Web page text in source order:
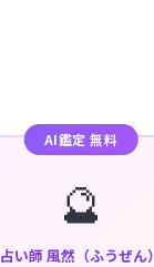
AI鑑定 無料
🔮
占い師 風然（ふうぜん）